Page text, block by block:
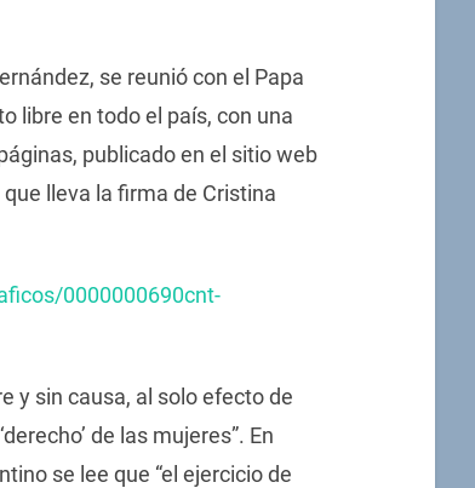
se reunió con el Papa
libre en todo el país, con una
publicado en el sitio web
lleva la firma de Cristina
0000000690cnt-
y sin causa, al solo efecto de
de las mujeres”. En
se lee que “el ejercicio de